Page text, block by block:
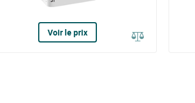
Voir le prix